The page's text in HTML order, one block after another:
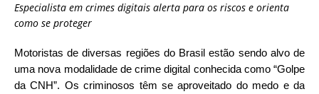
Especialista em crimes digitais alerta para os riscos e orienta
como se proteger
Motoristas de diversas regiões do Brasil estão sendo alvo de
uma nova modalidade de crime digital conhecida como “Golpe
da CNH”. Os criminosos têm se aproveitado do medo e da